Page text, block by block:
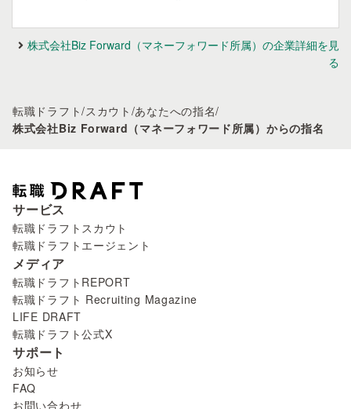
株式会社Biz Forward（マネーフォワード所属）の企業詳細を見
る
転職ドラフト/スカウト /あなたへの指名/
株式会社Biz Forward（マネーフォワード所属）からの指名
サービス
転職ドラフトスカウト
転職ドラフトエージェント
メディア
転職ドラフトREPORT
転職ドラフト Recruiting Magazine
LIFE DRAFT
転職ドラフト公式X
サポート
お知らせ
FAQ
お問い合わせ